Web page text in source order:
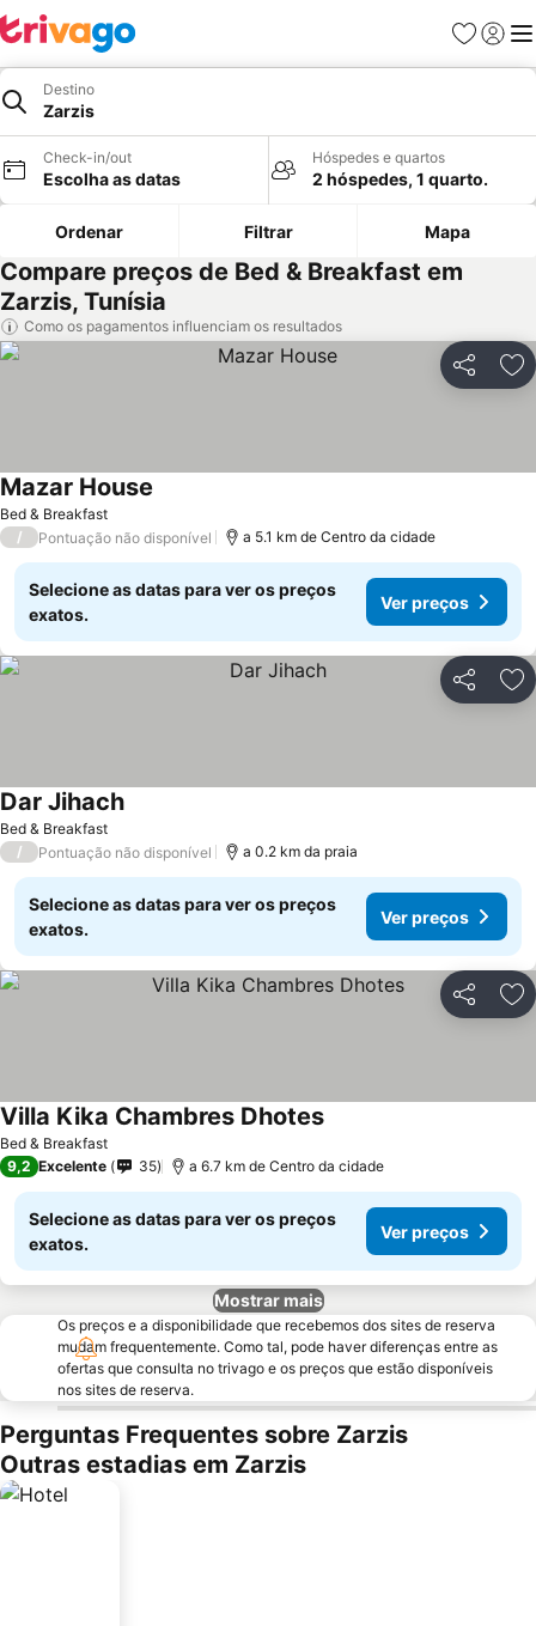
Favoritos
Iniciar
Destino
Zarzis
Check-in/out
Escolha as datas
Hóspedes e quartos
2 hóspedes, 1 quarto.
Ordenar Filtrar Mapa
Compare preços de Bed & Breakfast em
Zarzis, Tunísia
Como os pagamentos influenciam os resultados
Partilhar
Bed & Breakfast
Mazar House
/ Pontuação não disponível a 5.1 km de Centro da cidade
Selecione as datas para ver os preços
exatos.
Ver preços
Partilhar
Bed & Breakfast
Dar JihachVer preços
/ Pontuação não disponível a 0.2 km da praia
Selecione as datas para ver os preços
exatos.
Ver preços
Partilhar
Bed & Breakfast
Villa Kika Chambres DhotesVer preços
9,2 Excelente 35 a 6.7 km de Centro da cidade
Selecione as datas para ver os preços
exatos.
Ver preços
Mostrar mais
Os preços e a disponibilidade que recebemos dos sites de reserva
mudam frequentemente. Como tal, pode haver diferenças entre as
ofertas que consulta no trivago e os preços que estão disponíveis
nos sites de reserva.
Perguntas Frequentes sobre Zarzis
Outras estadias em Zarzis